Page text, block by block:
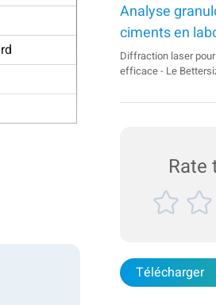
montrent une bonne
encore, permettent
Analyse
ciments en
diffraction laser
Diffraction laser
efficace - Le
les spécifications
Rate
Télécharger